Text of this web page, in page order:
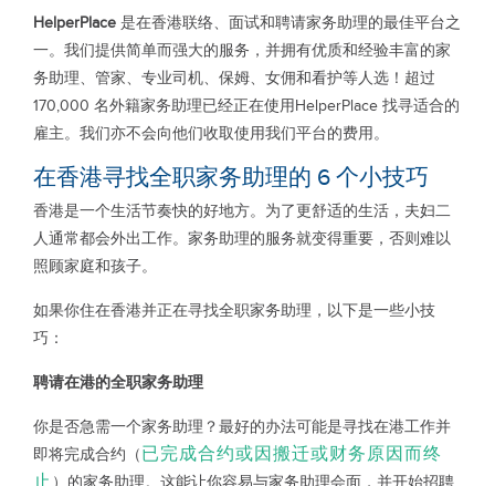
HelperPlace 是在香港联络、面试和聘请家务助理的最佳平台之
一。我们提供简单而强大的服务，并拥有优质和经验丰富的家
务助理、管家、专业司机、保姆、女佣和看护等人选！超过
170,000 名外籍家务助理已经正在使用HelperPlace 找寻适合的
雇主。我们亦不会向他们收取使用我们平台的费用。
在香港寻找全职家务助理的 6 个小技巧
香港是一个生活节奏快的好地方。为了更舒适的生活，夫妇二
人通常都会外出工作。家务助理的服务就变得重要，否则难以
照顾家庭和孩子。
如果你住在香港并正在寻找全职家务助理，以下是一些小技
巧：
聘请在港的全职家务助理
你是否急需一个家务助理？最好的办法可能是寻找在港工作并
即将完成合约（已完成合约或因搬迁或财务原因而终
）的家务助理。这能让你容易与家务助理会面，并开始招聘